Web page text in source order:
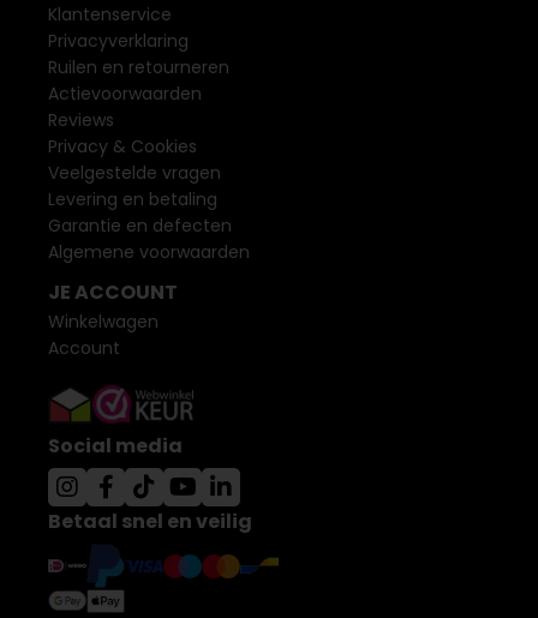
Klantenservice
Privacyverklaring
Ruilen en retourneren
Actievoorwaarden
Reviews
Privacy & Cookies
Veelgestelde vragen
Levering en betaling
Garantie en defecten
Algemene voorwaarden
JE ACCOUNT
Winkelwagen
Account
Social media
Betaal snel en veilig